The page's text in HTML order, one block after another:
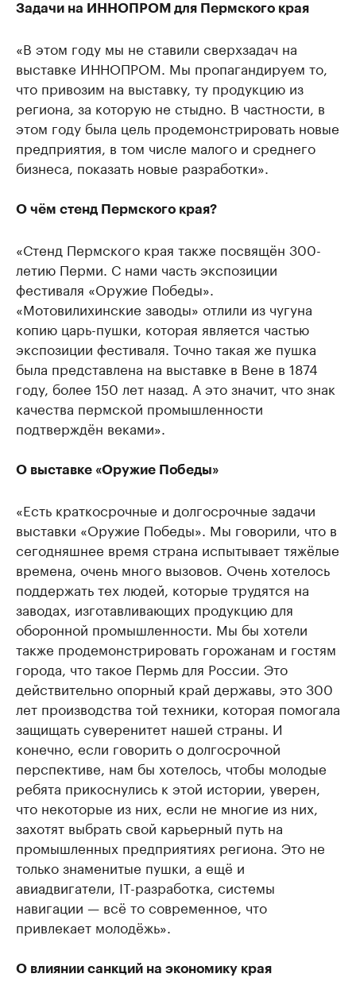
Задачи на ИННОПРОМ для Пермского края
«В этом году мы не ставили сверхзадач на
выставке ИННОПРОМ. Мы пропагандируем то,
что привозим на выставку, ту продукцию из
региона, за которую не стыдно. В частности, в
этом году была цель продемонстрировать новые
предприятия, в том числе малого и среднего
бизнеса, показать новые разработки».
О чём стенд Пермского края?
«Стенд Пермского края также посвящён 300-
летию Перми. С нами часть экспозиции
фестиваля «Оружие Победы».
«Мотовилихинские заводы» отлили из чугуна
копию царь-пушки, которая является частью
экспозиции фестиваля. Точно такая же пушка
была представлена на выставке в Вене в 1874
году, более 150 лет назад. А это значит, что знак
качества пермской промышленности
подтверждён веками».
О выставке «Оружие Победы»
«Есть краткосрочные и долгосрочные задачи
выставки «Оружие Победы». Мы говорили, что в
сегодняшнее время страна испытывает тяжёлые
времена, очень много вызовов. Очень хотелось
поддержать тех людей, которые трудятся на
заводах, изготавливающих продукцию для
оборонной промышленности. Мы бы хотели
также продемонстрировать горожанам и гостям
города, что такое Пермь для России. Это
действительно опорный край державы, это 300
лет производства той техники, которая помогала
защищать суверенитет нашей страны. И
конечно, если говорить о долгосрочной
перспективе, нам бы хотелось, чтобы молодые
ребята прикоснулись к этой истории, уверен,
что некоторые из них, если не многие из них,
захотят выбрать свой карьерный путь на
промышленных предприятиях региона. Это не
только знаменитые пушки, а ещё и
авиадвигатели, IT-разработка, системы
навигации — всё то современное, что
привлекает молодёжь».
О влиянии санкций на экономику края